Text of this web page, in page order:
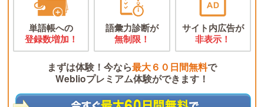
単語帳への
登録数増加！
語彙力診断が
無制限！
サイト内広告が
非表示！
まずは体験！今なら最大６０日間無料で
Weblioプレミアム体験ができます！